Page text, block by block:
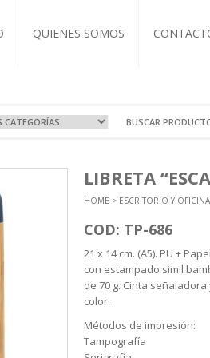
QUIENES SOMOS
Y VIAJE
Y TERMOS
IT
ECO
LIBRETA
HOME > ESCRITORIO Y OFICINA
COD: TP-686
21 x 14 cm. (A5). PU +
con estampado simil
de 70 g. Cinta
color.
Métodos de impresión:
Tampografía